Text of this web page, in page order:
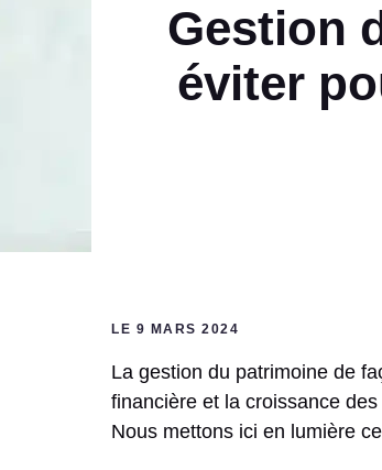
Gestion
éviter
LE 9 MARS 2024
La gestion du patrimoine de
financière et la croissance
Nous mettons ici en lumière